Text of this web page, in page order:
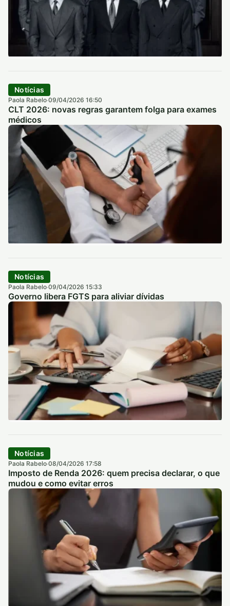
Notícias
Paola Rabelo·09/04/2026 16:50
CLT 2026: novas regras garantem folga para exames
médicos
Notícias
Paola Rabelo·09/04/2026 15:33
Governo libera FGTS para aliviar dívidas
Notícias
Paola Rabelo·08/04/2026 17:58
Imposto de Renda 2026: quem precisa declarar, o que
mudou e como evitar erros